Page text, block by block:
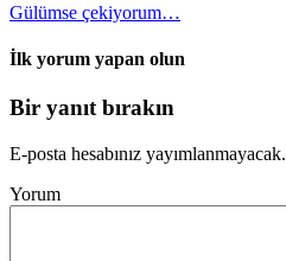
Gülümse çekiyorum…
İlk yorum yapan olun
Bir yanıt bırakın
E-posta hesabınız yayımlanmayacak.
Yorum